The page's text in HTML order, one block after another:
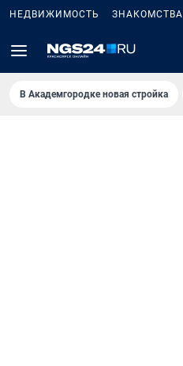
НЕДВИЖИМОСТЬ ЗНАКОМСТВА
В Академгородке новая стройка